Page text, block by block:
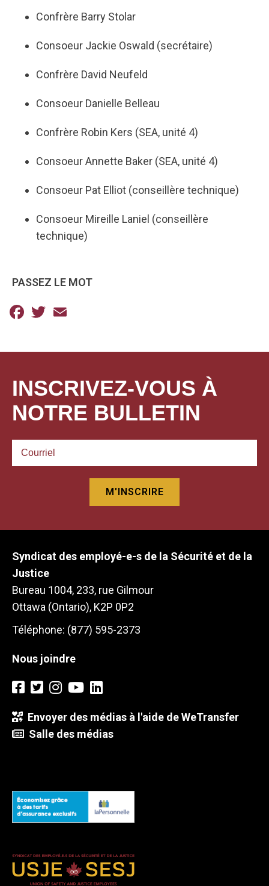
Confrère Barry Stolar
Consoeur Jackie Oswald (secrétaire)
Confrère David Neufeld
Consoeur Danielle Belleau
Confrère Robin Kers (SEA, unité 4)
Consoeur Annette Baker (SEA, unité 4)
Consoeur Pat Elliot (conseillère technique)
Consoeur Mireille Laniel (conseillère
technique)
PASSEZ LE MOT
Facebook
Twitter
INSCRIVEZ-VOUS À
NOTRE BULLETIN
Syndicat des employé-e-s de la Sécurité et de la
Justice
Bureau 1004, 233, rue Gilmour
Ottawa (Ontario), K2P 0P2
Téléphone: (877) 595-2373
Nous joindre
Envoyer des médias à l'aide de WeTransfer
Salle des médias